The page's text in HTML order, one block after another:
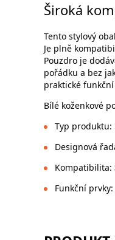
Široká
Tento stylový
Je plně
Pouzdro je
pořádku a bez
praktické
Bílé koženkové
Typ produktu:
Designová
Kompatibilita:
Funkční prvky: